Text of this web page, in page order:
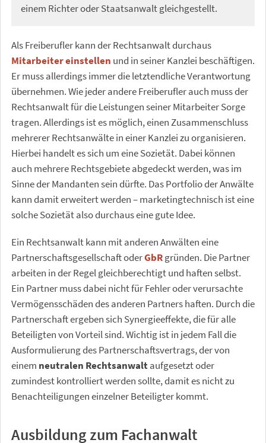
einem Richter oder Staatsanwalt gleichgestellt.
Als Freiberufler kann der Rechtsanwalt durchaus
Mitarbeiter einstellen und in seiner Kanzlei beschäftigen.
Er muss allerdings immer die letztendliche Verantwortung
übernehmen. Wie jeder andere Freiberufler auch muss der
Rechtsanwalt für die Leistungen seiner Mitarbeiter Sorge
tragen. Allerdings ist es möglich, einen Zusammenschluss
mehrerer Rechtsanwälte in einer Kanzlei zu organisieren.
Hierbei handelt es sich um eine Sozietät. Dabei können
auch mehrere Rechtsgebiete abgedeckt werden, was im
Sinne der Mandanten sein dürfte. Das Portfolio der Anwälte
kann damit erweitert werden – marketingtechnisch ist eine
solche Sozietät also durchaus eine gute Idee.
Ein Rechtsanwalt kann mit anderen Anwälten eine
Partnerschaftsgesellschaft oderGbRgründen. Die Partner
arbeiten in der Regel gleichberechtigt und haften selbst.
Ein Partner muss dabei nicht für Fehler oder verursachte
Vermögensschäden des anderen Partners haften. Durch die
Partnerschaft ergeben sich Synergieeffekte, die für alle
Beteiligten von Vorteil sind. Wichtig ist in jedem Fall die
Ausformulierung des Partnerschaftsvertrags, der von
einem neutralen Rechtsanwalt aufgesetzt oder
zumindest kontrolliert werden sollte, damit es nicht zu
Benachteiligungen einzelner Beteiligter kommt.
Ausbildung zum Fachanwalt